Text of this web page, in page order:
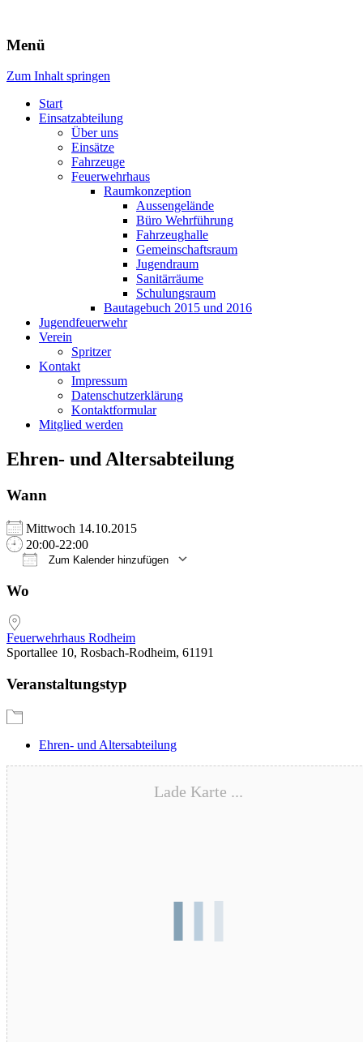
Freiwillige Feuerwehr Rodheim
v.d.H.
Menü
Zum Inhalt springen
Start
Einsatzabteilung
Über uns
Einsätze
Fahrzeuge
Feuerwehrhaus
Raumkonzeption
Aussengelände
Büro Wehrführung
Fahrzeughalle
Gemeinschaftsraum
Jugendraum
Sanitärräume
Schulungsraum
Bautagebuch 2015 und 2016
Jugendfeuerwehr
Verein
Spritzer
Kontakt
Impressum
Datenschutzerklärung
Kontaktformular
Mitglied werden
Ehren- und Altersabteilung
Wann
Mittwoch 14.10.2015
20:00-22:00
Zum Kalender hinzufügen
Wo
Feuerwehrhaus Rodheim
Sportallee 10, Rosbach-Rodheim, 61191
Veranstaltungstyp
Ehren- und Altersabteilung
Lade Karte ...
Blutspende – 17.08.2026